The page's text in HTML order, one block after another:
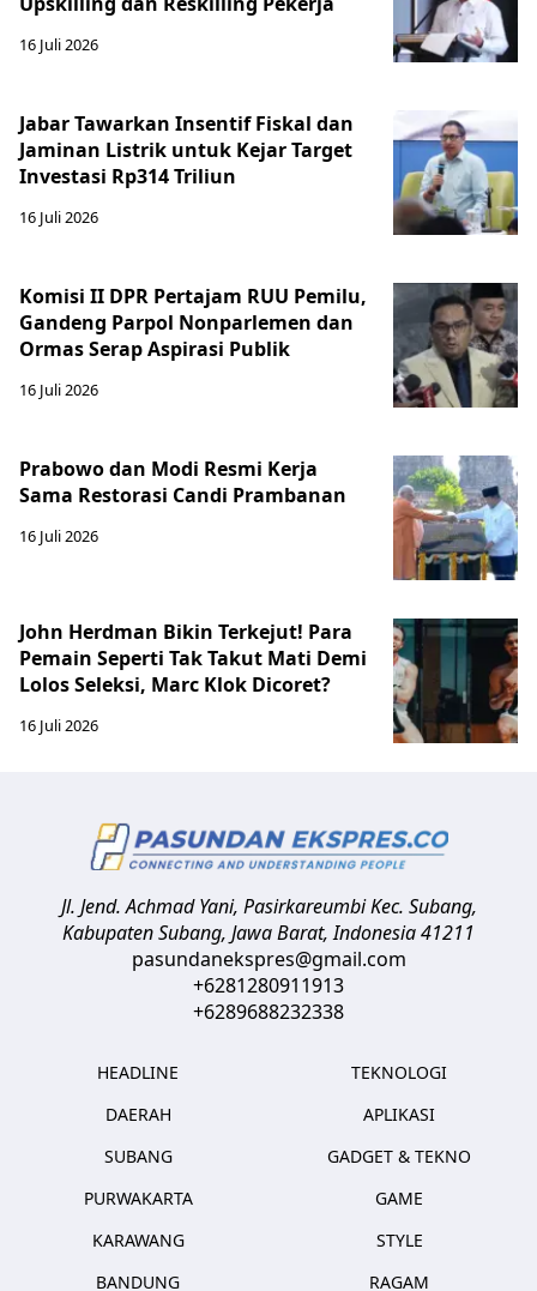
16 Juli 2026
Jabar Tawarkan Insentif Fiskal dan
Jaminan Listrik untuk Kejar Target
Investasi Rp314 Triliun
16 Juli 2026
Komisi II DPR Pertajam RUU Pemilu,
Gandeng Parpol Nonparlemen dan
Ormas Serap Aspirasi Publik
16 Juli 2026
Prabowo dan Modi Resmi Kerja
Sama Restorasi Candi Prambanan
16 Juli 2026
John Herdman Bikin Terkejut! Para
Pemain Seperti Tak Takut Mati Demi
Lolos Seleksi, Marc Klok Dicoret?
16 Juli 2026
Jl. Jend. Achmad Yani, Pasirkareumbi Kec. Subang,
Kabupaten Subang, Jawa Barat,Indonesia41211
pasundanekspres@gmail.com
+6281280911913
+6289688232338
HEADLINE
DAERAH
SUBANG
PURWAKARTA
KARAWANG
BANDUNG
TEKNOLOGI
APLIKASI
GADGET & TEKNO
GAME
STYLE
RAGAM